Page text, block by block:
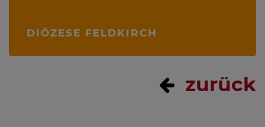
DIÖZESE FELDKIRCH
zurück